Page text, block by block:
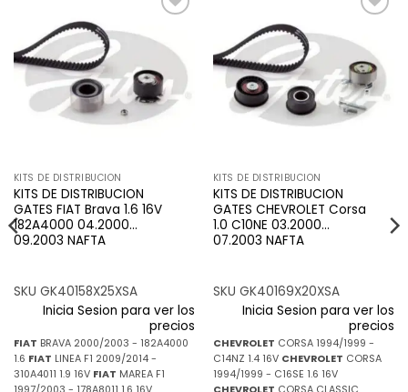
a la
lista de
deseos
KITS DE DISTRIBUCION
KITS DE DISTRIBUCION
GATES FIAT Brava 1.6 16V
182A4000 04.2000…
09.2003 NAFTA
SKU GK40158X25XSA
Inicia Sesion para ver los
precios
FIAT BRAVA 2000/2003 - 182A4000
1.6 FIAT LINEA F1 2009/2014 -
310A4011 1.9 16V FIAT MAREA F1
a la
lista de
deseos
KITS DE DISTRIBUCION
KITS DE DISTRIBUCION
GATES CHEVROLET Corsa
1.0 C10NE 03.2000…
07.2003 NAFTA
SKU GK40169X20XSA
Inicia Sesion para ver los
precios
CHEVROLET CORSA 1994/1999 -
C14NZ 1.4 16V CHEVROLET CORSA
1994/1999 - C16SE 1.6 16V